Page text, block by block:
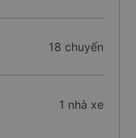
18 chuyến
1 nhà xe